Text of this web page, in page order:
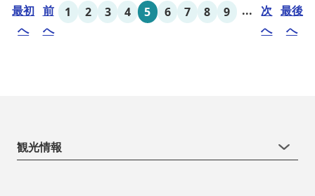
最初
へ
前
へ
1 2 3 4 5 6 7 8 9 ...
次
へ
最後
へ
観光情報